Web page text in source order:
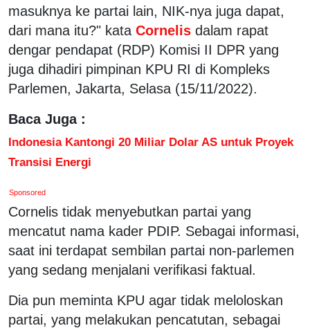
masuknya ke partai lain, NIK-nya juga dapat,
dari mana itu?" kata Cornelis dalam rapat
dengar pendapat (RDP) Komisi II DPR yang
juga dihadiri pimpinan KPU RI di Kompleks
Parlemen, Jakarta, Selasa (15/11/2022).
Baca Juga :
Indonesia Kantongi 20 Miliar Dolar AS untuk Proyek
Transisi Energi
Sponsored
Cornelis tidak menyebutkan partai yang
mencatut nama kader PDIP. Sebagai informasi,
saat ini terdapat sembilan partai non-parlemen
yang sedang menjalani verifikasi faktual.
Dia pun meminta KPU agar tidak meloloskan
partai, yang melakukan pencatutan, sebagai